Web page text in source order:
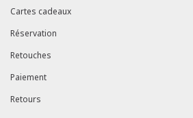
Cartes cadeaux
Réservation
Retouches
Paiement
Retours